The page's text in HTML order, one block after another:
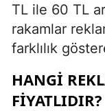
TL ile 60 TL
rakamlar
farklılık
HANGI
FIYATLIDIR?